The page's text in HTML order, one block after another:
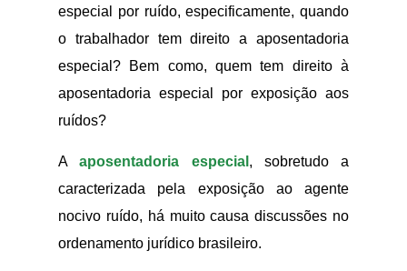
especial por ruído, especificamente, quando
o trabalhador tem direito a aposentadoria
especial? Bem como, quem tem direito à
aposentadoria especial por exposição aos
ruídos?
Aaposentadoria especial , sobretudo a
caracterizada pela exposição ao agente
nocivo ruído, há muito causa discussões no
ordenamento jurídico brasileiro.